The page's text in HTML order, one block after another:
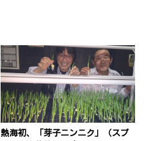
熱海初、「芽子ニンニク」（スプ